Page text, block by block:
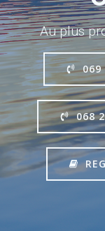
Au plus
069
068